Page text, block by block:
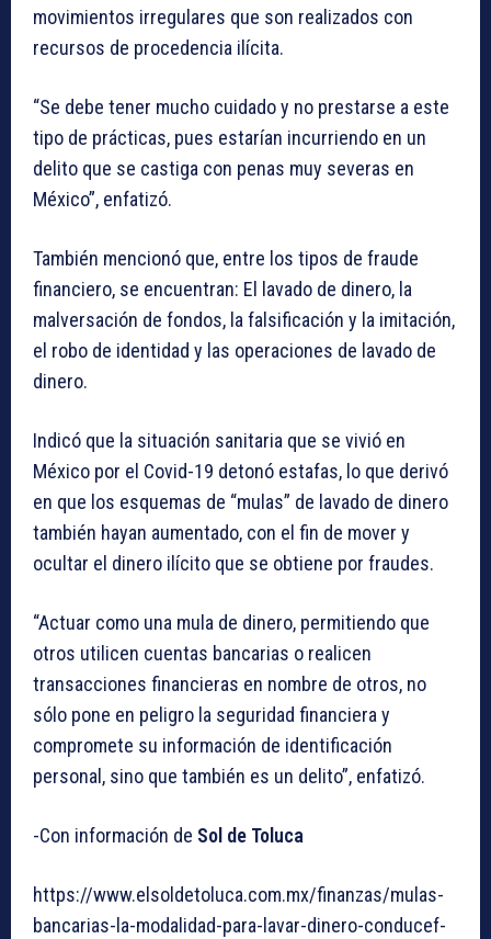
movimientos irregulares que son realizados con
recursos de procedencia ilícita.
“Se debe tener mucho cuidado y no prestarse a este
tipo de prácticas, pues estarían incurriendo en un
delito que se castiga con penas muy severas en
México”, enfatizó.
También mencionó que, entre los tipos de fraude
financiero, se encuentran: El lavado de dinero, la
malversación de fondos, la falsificación y la imitación,
el robo de identidad y las operaciones de lavado de
dinero.
Indicó que la situación sanitaria que se vivió en
México por el Covid-19 detonó estafas, lo que derivó
en que los esquemas de “mulas” de lavado de dinero
también hayan aumentado, con el fin de mover y
ocultar el dinero ilícito que se obtiene por fraudes.
“Actuar como una mula de dinero, permitiendo que
otros utilicen cuentas bancarias o realicen
transacciones financieras en nombre de otros, no
sólo pone en peligro la seguridad financiera y
compromete su información de identificación
personal, sino que también es un delito”, enfatizó.
-Con información de Sol de Toluca
https://www.elsoldetoluca.com.mx/finanzas/mulas-
bancarias-la-modalidad-para-lavar-dinero-conducef-